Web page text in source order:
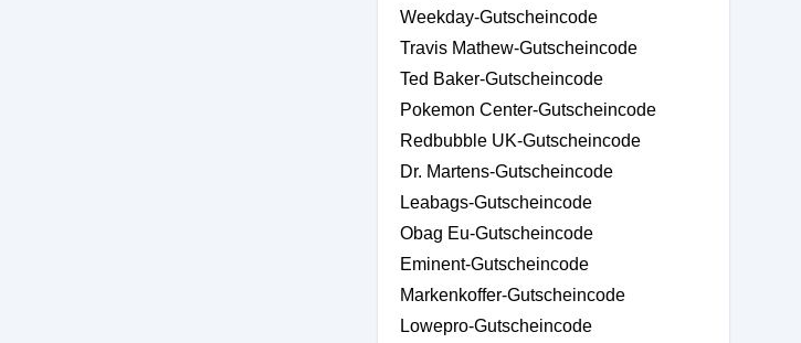
Weekday-Gutscheincode
Travis Mathew-Gutscheincode
Ted Baker-Gutscheincode
Pokemon Center-Gutscheincode
Redbubble UK-Gutscheincode
Dr. Martens-Gutscheincode
Leabags-Gutscheincode
Obag Eu-Gutscheincode
Eminent-Gutscheincode
Markenkoffer-Gutscheincode
Lowepro-Gutscheincode